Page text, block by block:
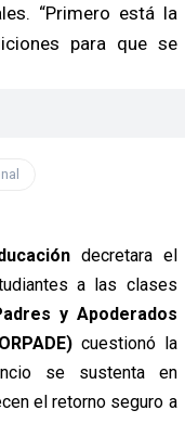
“Primero está la
para que se
decretara el
a las clases
y Apoderados
cuestionó la
se sustenta en
el retorno seguro a